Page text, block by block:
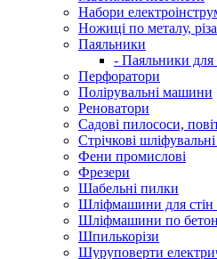
Набори
Ножиці по металу,
Паяльники
- Паяльники для
Перфоратори
Полірувальні машини
Реноватори
Садові пилососи,
Стрічкові
Фени промислові
Фрезери
Шабельні пилки
Шліфмашини для стін
Шліфмашини по
Шпилькорізи
Шуруповерти